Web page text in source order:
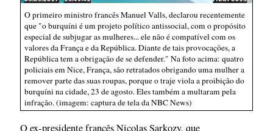
O primeiro ministro francês Manuel Valls, declarou recentemente
que "o burquíni é um projeto político antissocial, com o propósito
especial de subjugar as mulheres... ele não é compatível com os
valores da França e da República. Diante de tais provocações, a
República tem a obrigação de se defender." Na foto acima: quatro
policiais em Nice, França, são retratados obrigando uma mulher a
remover parte das suas roupas, porque o traje viola a proibição do
burquíni na cidade, 23 de agosto. Eles também a multaram pela
infração. (imagem: captura de tela da NBC News)
O ex-presidente francês Nicolas Sarkozy, que